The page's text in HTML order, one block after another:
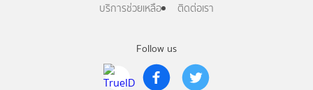
Follow us
บริการช่วยเหลือ
ติดต่อเรา